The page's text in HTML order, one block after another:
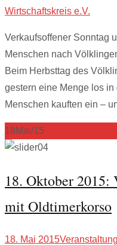
Wirtschaftskreis e.V.
Verkaufsoffener Sonntag
Menschen nach
Beim Herbsttag des
gestern eine Menge los
Menschen kauften ein –
18Mai/15
18. Oktober 2015:
mit Oldtimerkorso
18. Mai 2015